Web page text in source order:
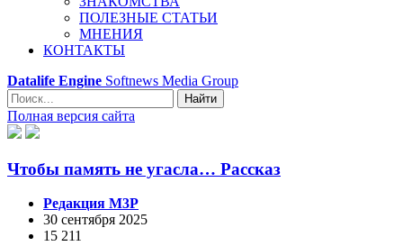
ПОЛЕЗНЫЕ СТАТЬИ
МНЕНИЯ
КОНТАКТЫ
Datalife Engine Softnews Media Group
Найти
Полная версия сайта
Чтобы память не угасла… Рассказ
Редакция М3Р
30 сентября 2025
15 211